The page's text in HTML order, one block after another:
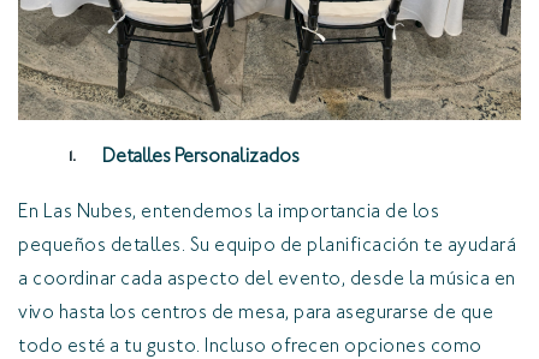
Detalles Personalizados
En Las Nubes, entendemos la importancia de los
pequeños detalles. Su equipo de planificación te ayudará
a coordinar cada aspecto del evento, desde la música en
vivo hasta los centros de mesa, para asegurarse de que
todo esté a tu gusto. Incluso ofrecen opciones como